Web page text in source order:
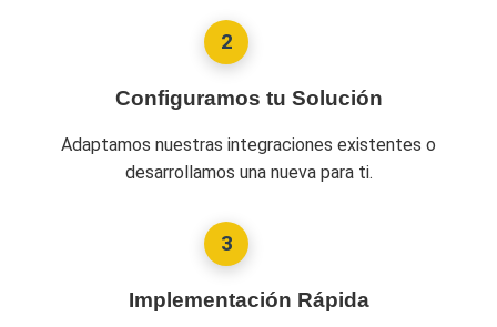
2
Configuramos tu Solución
Adaptamos nuestras integraciones existentes o
desarrollamos una nueva para ti.
3
Implementación Rápida